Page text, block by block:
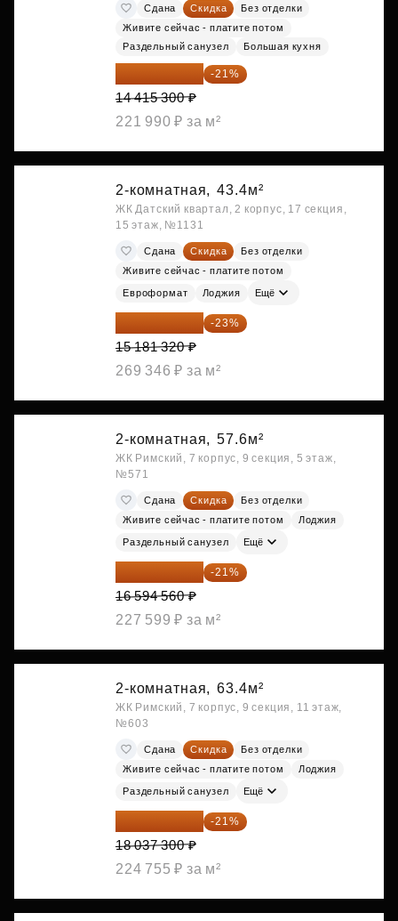
Сдана Скидка
Без отделки
Живите сейчас - платите потом
Раздельный санузел
Большая кухня
11 388 087 ₽ -21%
14 415 300 ₽
221 990 ₽ за м²
2-комнатная, 43.4м²
ЖК Датский квартал, 2 корпус, 17 секция,
15 этаж, №1131
Сдана Скидка
Без отделки
Живите сейчас - платите потом
Евроформат Лоджия Ещё
11 689 616 ₽ -23%
15 181 320 ₽
269 346 ₽ за м²
2-комнатная, 57.6м²
ЖК Римский, 7 корпус, 9 секция, 5 этаж,
№571
Сдана Скидка
Без отделки
Живите сейчас - платите потом
Лоджия
Раздельный санузел Ещё
13 109 702 ₽ -21%
16 594 560 ₽
227 599 ₽ за м²
2-комнатная, 63.4м²
ЖК Римский, 7 корпус, 9 секция, 11 этаж,
№603
Сдана Скидка
Без отделки
Живите сейчас - платите потом
Лоджия
Раздельный санузел Ещё
14 249 467 ₽ -21%
18 037 300 ₽
224 755 ₽ за м²